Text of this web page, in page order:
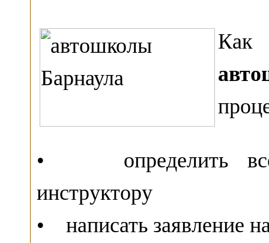
Как
• определить все
инструктору
• написать заявление